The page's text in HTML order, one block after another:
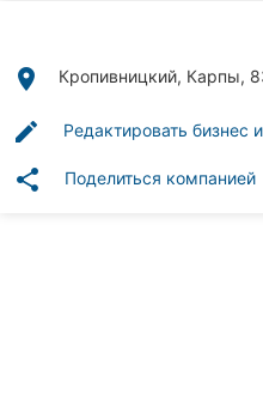
Все
place Кропивницкий, Карпы,
edit Редактировать бизнес
share Поделиться компанией